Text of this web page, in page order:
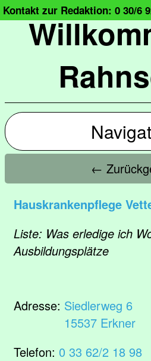
Kontakt zur Redaktion: 0 30/6
←
Hauskrankenpflege
Liste: Was erledige ich
Ausbildungsplätze
Adresse: Siedlerweg 6
15537 Erkner
Telefon: 0 33 62/2 18 98